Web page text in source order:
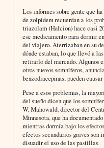
Los informes sobre gente que
de zolpidem recuerdan a los
triazolam (Halcion) hace casi
ese medicamento para dormir
del viajero. Aterrizaban en su
dónde estaban, lo que llevó a
retirarlo del mercado. Algunos
otros nuevos somníferos,
benzodiacepinas, pueden
Pese a esos problemas, la
del sueño dicen que los
W. Mahowald, director del
Minnesota, que ha
mientras dormía bajo los
efectos secundarios graves son
disuadir el uso de las pastillas.